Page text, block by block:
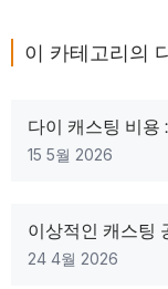
이 카테고리의
다이 캐스팅 비용
15 5월 2026
이상적인 캐스팅
24 4월 2026